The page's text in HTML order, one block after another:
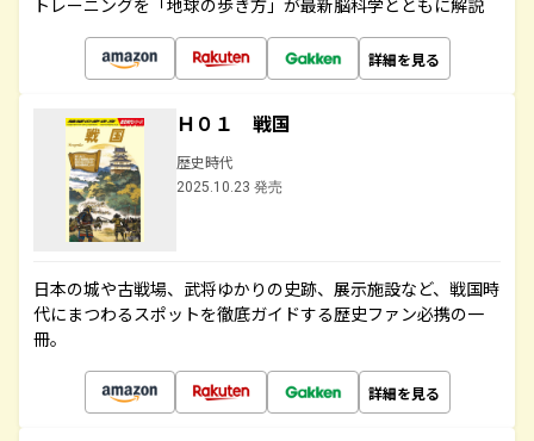
トレーニングを「地球の歩き方」が最新脳科学とともに解説
詳細を見る
Ｈ０１ 戦国
歴史時代
2025.10.23 発売
日本の城や古戦場、武将ゆかりの史跡、展示施設など、戦国時
代にまつわるスポットを徹底ガイドする歴史ファン必携の一
冊。
詳細を見る